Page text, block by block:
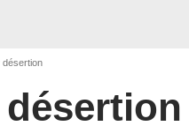
désertion